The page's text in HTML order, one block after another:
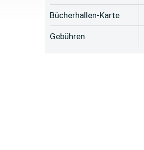
Bücherhallen-Karte
Gebühren